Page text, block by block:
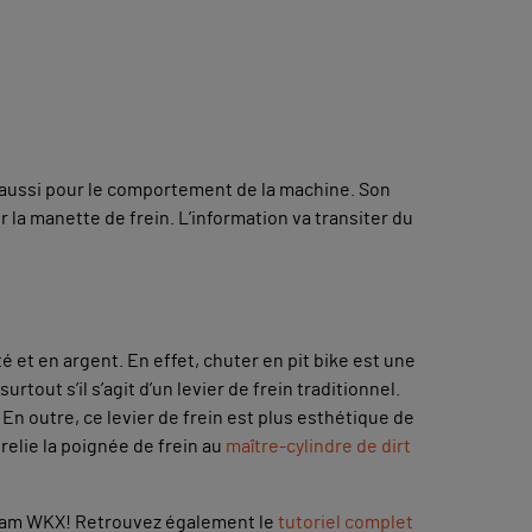
pour le comportement de la machine. Son
manette de frein. L’information va transiter du
et en argent. En effet, chuter en pit bike est une
s’il s’agit d’un levier de frein traditionnel.
outre, ce levier de frein est plus esthétique de
la poignée de frein au maître-cylindre de dirt
WKX! Retrouvez également le tutoriel complet